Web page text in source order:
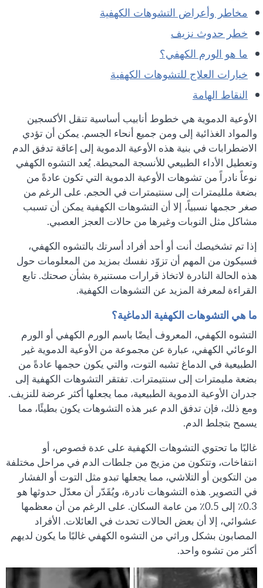
مخاطر وأعراض التشوهات الكهفية
خطر حدوث نزيف
ما هو الورم الكهفي؟
خيارات العلاج للتشوهات الكهفية
النقاط الهامة
الأوعية الدموية هي خطوط أنابيب أساسية تنقل الأكسجين
والمواد الغذائية إلى ومن جميع أنحاء الجسم. يمكن أن تؤدي
الاضطرابات في بنية هذه الأوعية الدموية إلى إعاقة تدفق الدم
وتعطيل الأداء الطبيعي للأنسجة المحيطة. يُعد التشوه الكهفي
نوعاً نادراً من تشوهات الأوعية الدموية التي تكون عادةً من
بضعة ملليمترات إلى سنتيمترات في الحجم. على الرغم من
صغر حجمها نسبياً، إلا أن التشوهات الكهفية يمكن أن تسبب
مشاكل مثل النوبات وغيرها من حالات العجز العصبي.
إذا تم تشخيصك أنت أو أحد أفراد أسرتك بالتشوه الكهفي،
فسيكون من المهم أن تزوّد نفسك بمزيد من المعلومات حول
هذه الحالة النادرة لاتخاذ قرارات مستنيرة بشأن صحتك. تابع
القراءة لمعرفة المزيد عن التشوهات الكهفية.
ما هي التشوهات الكهفية الدماغية؟
التشوه الكهفي، المعروف أيضًا باسم الورم الكهفي أو الورم
الوعائي الكهفي، عبارة عن مجموعة من الأوعية الدموية غير
الطبيعية في الدماغ تشبه التوت، والتي يكون حجمها عادةً من
بضعة مليمترات إلى سنتيمترات. تفتقر التشوهات الكهفية إلى
جدران الأوعية الدموية الطبيعية، مما يجعلها أكثر عرضة للنزيف.
ومع ذلك، فإن تدفق الدم عبر هذه التشوهات يكون بطيئًا، مما
يسمح بتجلط الدم.
غالبًا ما تحتوي التشوهات الكهفية على عدة فصوص، أو
انتفاخات، وتتكون من مزيج من جلطات الدم في مراحل مختلفة
من التكوين أو التلاشي، مما يجعلها تبدو مثل التوت أو الفشار
في التصوير. هذه التشوهات نادرة، ويُقَدّر أن معدّل حدوثها هو
0.3٪ إلى 0.5٪ من عامة السكان. على الرغم من أن معظمها
عشوائي، إلا أن بعض الحالات تحدث في العائلات. الأفراد
المصابون بشكل وراثي من التشوه الكهفي غالبًا ما يكون لديهم
أكثر من تشوه واحد.